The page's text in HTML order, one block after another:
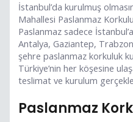
İstanbul’da kurulmuş
Mahallesi Paslanmaz
Paslanmaz sadece
Antalya, Gaziantep,
şehre paslanmaz korkuluk
Türkiye’nin her köşesine
teslimat ve kurulum
Paslanmaz